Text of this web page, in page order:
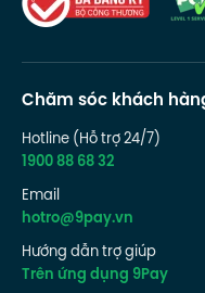
Chăm sóc khách
Hotline (Hỗ trợ 24/7)
1900 88 68 32
Email
hotro@9pay.vn
Hướng dẫn trợ giúp
Trên ứng dụng 9Pay